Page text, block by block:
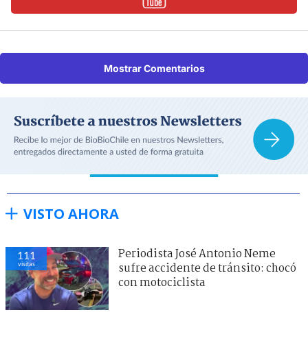
Mostrar Comentarios
VISTO AHORA
111
visitas
Periodista José Antonio Neme
sufre accidente de tránsito: chocó
con motociclista